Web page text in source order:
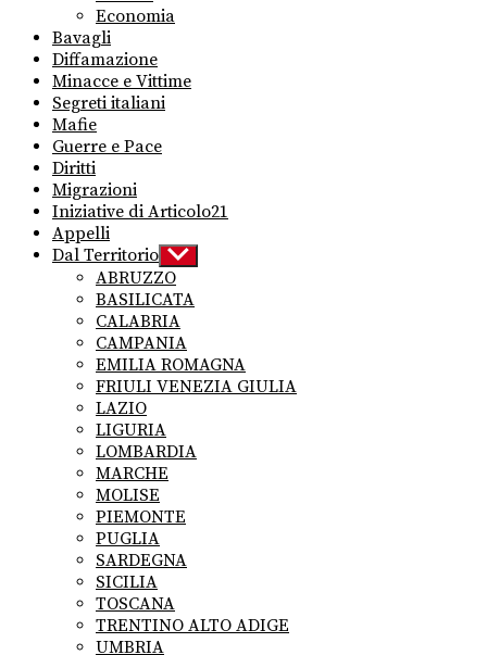
Economia
Bavagli
Diffamazione
Minacce e Vittime
Segreti italiani
Mafie
Guerre e Pace
Diritti
Migrazioni
Iniziative di Articolo21
Appelli
Dal Territorio Show
sub
menu
ABRUZZO
BASILICATA
CALABRIA
CAMPANIA
EMILIA ROMAGNA
FRIULI VENEZIA GIULIA
LAZIO
LIGURIA
LOMBARDIA
MARCHE
MOLISE
PIEMONTE
PUGLIA
SARDEGNA
SICILIA
TOSCANA
TRENTINO ALTO ADIGE
UMBRIA